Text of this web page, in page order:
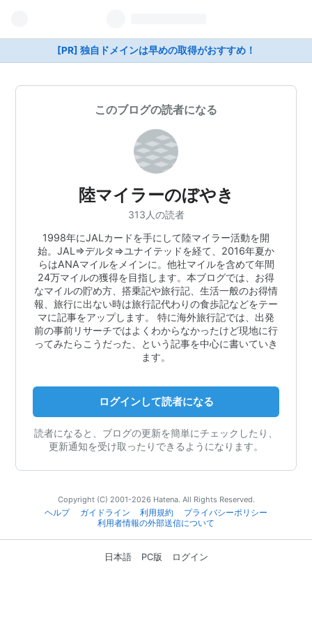
[PR] 独自ドメインは早めの取得がおすすめ！
このブログの読者になる
陸マイラーのぼやき
313人の読者
1998年にJALカードを手にして陸マイラー活動を開
始。JAL⇒デルタ⇒ユナイテッドを経て、2016年夏か
らはANAマイルをメインに。他社マイルを含めて年間
24万マイルの獲得を目指します。本ブログでは、お得
なマイルの貯め方、搭乗記や旅行記、生活一般のお得情
報、旅行に出ない時は旅行記代わりの食歩記などをテー
マに記事をアップします。 特に海外旅行記では、出発
前の事前リサーチではよくわからなかったけど現地に行
ってみたらこうだった、という記事を中心に書いていき
ます。
ログインして読者になる
読者になると、ブログの更新を簡単にチェックしたり、
更新通知を受け取ったりできるようになります。
Copyright (C) 2001-2026 Hatena. All Rights Reserved.
ヘルプ
ガイドライン 利用規約
プライバシーポリシー
利用者情報の外部送信について
日本語 PC版 ログイン